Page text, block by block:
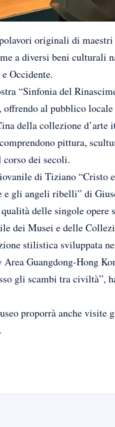
originali di
a diversi beni
Occidente.
“Sinfonia del
al pubblico
della collezione
pittura,
dei secoli.
di Tiziano “Cristo
gli angeli ribelli” di
delle singole opere
dei Musei e delle
stilistica sviluppata
Guangdong-Hong
gli scambi tra
proporrà anche